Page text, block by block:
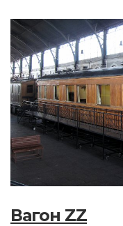
Вагон ZZ